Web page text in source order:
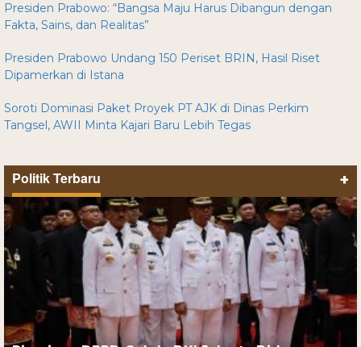
Presiden Prabowo: “Bangsa Maju Harus Dibangun dengan
Fakta, Sains, dan Realitas”
Presiden Prabowo Undang 150 Periset BRIN, Hasil Riset
Dipamerkan di Istana
Soroti Dominasi Paket Proyek PT AJK di Dinas Perkim
Tangsel, AWII Minta Kajari Baru Lebih Tegas
Politik Terbaru +